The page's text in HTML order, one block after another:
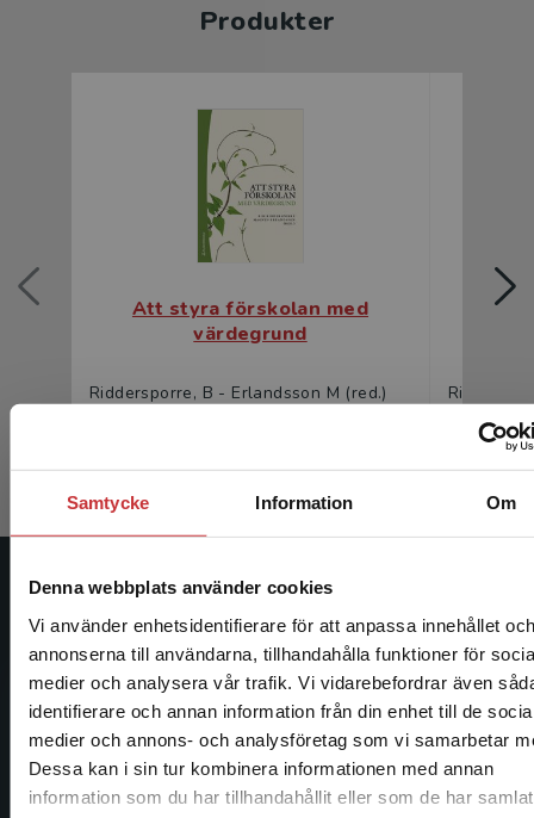
Samtycke Information Om
Denna webbplats använder cookies
Vi använder enhetsidentifierare för att anpassa innehållet och
annonserna till användarna, tillhandahålla funktioner för
medier och analysera vår trafik. Vi vidarebefordrar även
identifierare och annan information från din enhet till de
medier och annons- och analysföretag som vi samarbetar
Dessa kan i sin tur kombinera informationen med annan
information som du har tillhandahållit eller som de har
Begränsad fraktregion
Produkter
Att styra förskolan med
värdegrund
Riddersporre, B - Erlandsson M (red.)
Att
200 kr
Exkl.
Studentlitteratur
Studentlitteratur grundades 1963 och är idag Sveriges
ledande utbildningsförlag. Med läromedel, kurslitteratur,
facklitteratur, utbildningar och digitala
informationstjänster i utbudet, finns Studentlitteratur med
längs hela kunskapsresan.